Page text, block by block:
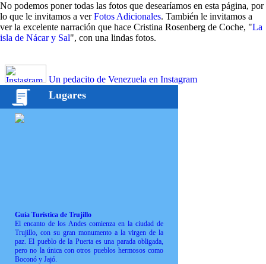
No podemos poner todas las fotos que desearíamos en esta página, por
lo que le invitamos a verFotos Adicionales. También le invitamos a
ver la excelente narración que hace Cristina Rosenberg de Coche, "La
isla de Nácar y Sal", con una lindas fotos.
Un pedacito de Venezuela en Instagram
Lugares
Guía Turística de Trujillo
El encanto de los Andes comienza en la ciudad de
Trujillo, con su gran monumento a la virgen de la
paz. El pueblo de la Puerta es una parada obligada,
pero no la única con otros pueblos hermosos como
Boconó y Jajó.